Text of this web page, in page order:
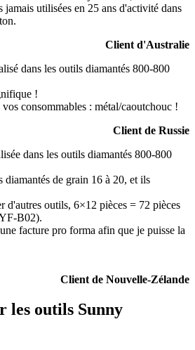
jamais utilisées en 25 ans d'activité dans
Client d'Australie
!
consommables : métal/caoutchouc !
Client de Russie
diamantés de grain 16 à 20, et ils
d'autres outils, 6×12 pièces = 72 pièces
B02).
facture pro forma afin que je puisse la
Client de Nouvelle-Zélande
les outils Sunny